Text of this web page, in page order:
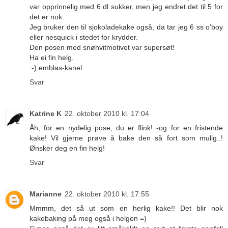
var opprinnelig med 6 dl sukker, men jeg endret det til 5 for
det er nok.
Jeg bruker den til sjokoladekake også, da tar jeg 6 ss o'boy
eller nesquick i stedet for krydder.
Den posen med snøhvitmotivet var supersøt!
Ha ei fin helg.
:-) emblas-kanel
Svar
Katrine K 22. oktober 2010 kl. 17:04
Åh, for en nydelig pose, du er flink! -og for en fristende
kake! Vil gjerne prøve å bake den så fort som mulig..!
Ønsker deg en fin helg!
Svar
Marianne 22. oktober 2010 kl. 17:55
Mmmm, det så ut som en herlig kake!! Det blir nok
kakebaking på meg også i helgen =)